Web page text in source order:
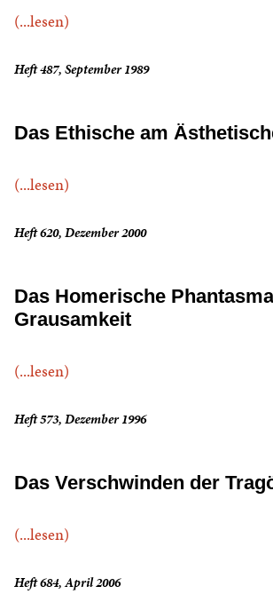
(...lesen)
Heft 487, September 1989
Das Ethische am
(...lesen)
Heft 620, Dezember 2000
Das Homerische Phantasma
Grausamkeit
(...lesen)
Heft 573, Dezember 1996
Das Verschwinden der
(...lesen)
Heft 684, April 2006